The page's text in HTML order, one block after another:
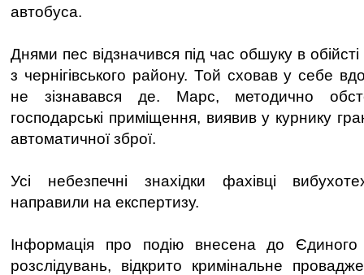
автобуса.
Днями пес відзначився під час обшуку в
з чернігівського району. Той сховав у себе
не зізнавався де. Марс, методично
господарські приміщення, виявив у курнику
автоматичної зброї.
Усі небезпечні знахідки фахівці
направили на експертизу.
Інформація про подію внесена до Єдиного
розслідувань, відкрито кримінальне